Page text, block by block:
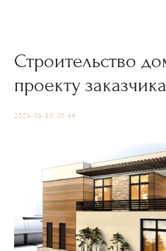
Строительство
проекту заказчика
2023-03-30 20:36